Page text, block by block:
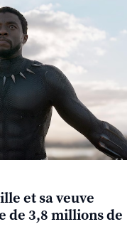
et sa veuve
de 3,8 millions de